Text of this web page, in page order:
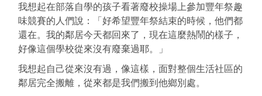
我想起在部落自學的孩子看著廢校操場上參加豐年祭趣
味競賽的人們說：「好希望豐年祭結束的時候，他們都
還在。我的鄰居今天都回來了，現在這麼熱鬧的樣子，
好像這個學校從來沒有廢棄過耶。」
我想起自己從來沒有過，像這樣，面對整個生活社區的
鄰居完全搬離，從來都是我們搬到他鄉別處。